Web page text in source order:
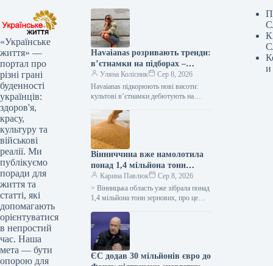
«Українське
життя» —
портал про
різні грані
буденності
українців:
здоров'я,
красу,
культуру та
військові
реалії. Ми
публікуємо
поради для
життя та
статті, які
допомагають
орієнтуватися
в непростий
час. Наша
мета — бути
опорою для
Havaianas розривають тренди:
в’єтнамки на підборах –
сенсація року!
Уляна Колісник
Сер 8, 2026
Havaianas підкорюють нові висоти:
культові в’єтнамки дебютують на
своїми легендарними гумовими
шльопанцями на пласкій підошві,
зробив…
Вінниччина вже намолотила
понад 1,4 мільйона тонн
зерна, показавши
врожайність, вищу за
минулорічну, повідомляє
Карина Павлюк
Сер 8, 2026
> Вінницька область уже зібрала понад
1,4 мільйона тонн зернових, про це
військової адміністрації Наталя
Заболотна. “Жнива…
ЄС додав 30 мільйонів євро до
и